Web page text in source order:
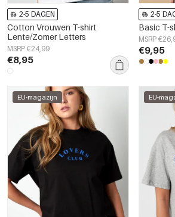
2-5 DAGEN
Cotton Vrouwen T-shirt
Lente/Zomer Letters
MSRP €24,99
€8,95
2-5
Basic T-
MSRP
€9,95
EU-magazijn EU-